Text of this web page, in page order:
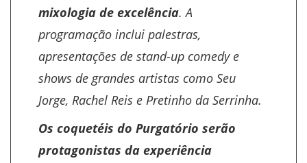
mixologia de excelência. A
programação inclui palestras,
apresentações de stand-up comedye
shows de grandes artistas como Seu
Jorge, Rachel Reis e Pretinho da Serrinha.
Os coquetéis do Purgatório serão
protagonistas da experiência